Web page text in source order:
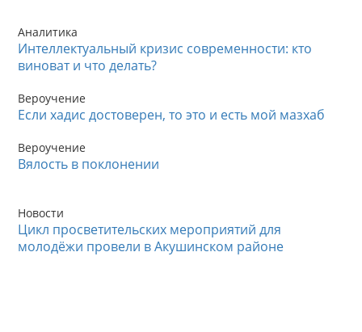
Аналитика
Интеллектуальный кризис современности: кто
виноват и что делать?
Вероучение
Если хадис достоверен, то это и есть мой мазхаб
Вероучение
Вялость в поклонении
Новости
Цикл просветительских мероприятий для
молодёжи провели в Акушинском районе